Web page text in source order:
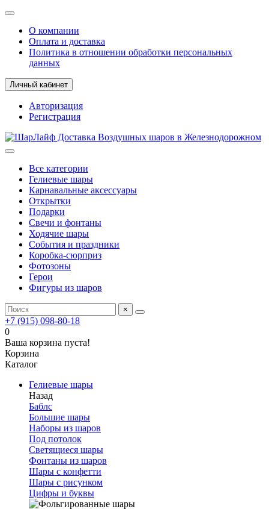
О компании
Оплата и доставка
Политика в отношении обработки персональных
данных
Личный кабинет
Авторизация
Регистрация
Все категории
Гелиевые шары
Карнавальные аксессуары
Открытки
Подарки
Свечи и фонтаны
Ходячие шары
События и праздники
Коробка-сюрприз
Фотозоны
Герои
Фигуры из шаров
×
+7 (915) 098-80-18
0
Ваша корзина пуста!
Корзина
Каталог
Гелиевые шары
Назад
Баблс
Большие шары
Наборы из шаров
Под потолок
Светящиеся шары
Фонтаны из шаров
Шары с конфетти
Шары с рисунком
Цифры и буквы